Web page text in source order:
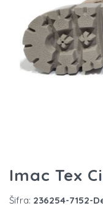
Imac Tex
Šifra: 236254-7152-